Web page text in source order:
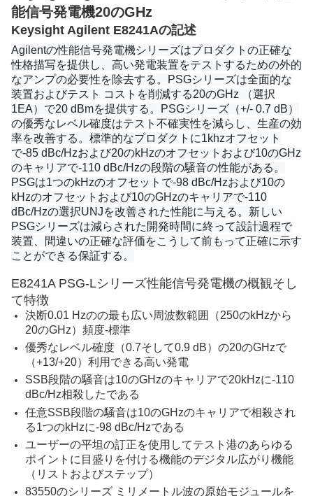
能信号発電機20のGHz
Keysight Agilent E8241Aの記述
Agilentの性能信号発電機シリーズはプロダクトの正確な
性格描写を提供し、高い発電装置をテストするための外的
なアンプの必要性を除去する。PSGシリーズは全面的な
装置およびテスト コストを削減する20のGHz （選択
1EA）で20 dBmを提供する。PSGシリーズ（+/- 0.7 dB）
の優秀なレベル確度はテスト不確実性を減らし、生産の効
率を改善する。標準的なプロダクトに1khzオフセット
で-85 dBc/Hzおよび20のkHzのオフセットおよび10のGHz
のキャリアで-110 dBc/Hzの段階の騒音の性能がある。
PSGは1つのkHzのオフセットで-98 dBc/Hzおよび10の
kHzのオフセットおよび10のGHzのキャリアで-110
dBc/Hzの選択UNJを改善された性能に与える。新しい
PSGシリーズは減らされた開発時間に終って設計過程で
装置、間違いの正確な評価をこうして前もって正確に示す
ことができる保証する。
E8241A PSG-Lシリーズ性能信号発電機の概観そし
て特徴
決断0.01 Hzのの最も広い周波数範囲（250のkHzから
20のGHz）頻度-標準
優秀なレベル確度（0.7そして0.9 dB）の20のGHzで
（+13/+20）利用できる高い発電
SSB段階の騒音は10のGHzのキャリアで20kHzに-110
dBc/Hz相殺したである
任意SSB段階の騒音は10のGHzのキャリアで相殺され
る1つのkHzに-98 dBc/Hzである
ユーザーの平坦の訂正を使用してテスト港のあらゆる
ポイントに目盛りを付ける機能のデジタル広がり機能
（リストおよびステップ）
83550のシリーズ ミリメートル波の原始モジュールを